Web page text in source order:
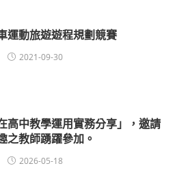
運動旅遊遊程規劃競賽
2021-09-30
高中教學運用實務分享」，邀請
之教師踴躍參加。
2026-05-18